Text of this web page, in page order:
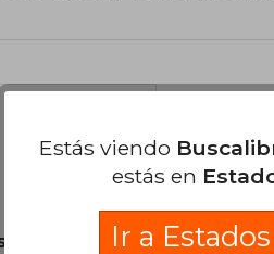
Originales.
Estás viendo
estás en
Ir a